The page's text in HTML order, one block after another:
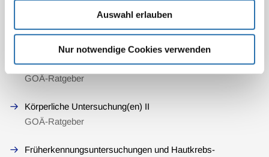
Auswahl erlauben
Nur notwendige Cookies verwenden
Homöopathische Erstanamnese
GOÄ-Ratgeber
Früherkennungsuntersuchungen
GOÄ-Ratgeber
Körperliche Untersuchung(en) II
GOÄ-Ratgeber
Früherkennungsuntersuchungen und Hautkrebs-